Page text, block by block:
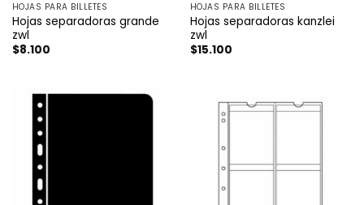
HOJAS PARA BILLETES
Hojas separadoras grande
zwl
$8.100
HOJAS PARA BILLETES
Hojas separadoras kanzlei
zwl
$15.100